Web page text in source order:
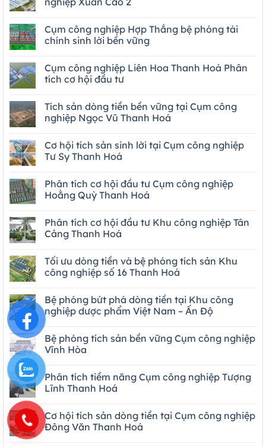
Cụm công nghiệp Hợp Thắng bệ phóng tài
chính sinh lời bền vững
Cụm công nghiệp Liên Hoa Thanh Hoá Phân
tích cơ hội đầu tư
Tích sản dòng tiền bền vững tại Cụm công
nghiệp Ngọc Vũ Thanh Hoá
Cơ hội tích sản sinh lời tại Cụm công nghiệp
Tư Sy Thanh Hoá
Phân tích cơ hội đầu tư Cụm công nghiệp
Hoằng Quỳ Thanh Hoá
Phân tích cơ hội đầu tư Khu công nghiệp Tân
Cảng Thanh Hoá
Tối ưu dòng tiền và bệ phóng tích sản Khu
công nghiệp số 16 Thanh Hoá
Bệ phóng bứt phá dòng tiền tại Khu công
nghiệp dược phẩm Việt Nam – Ấn Độ
Bệ phóng tích sản bền vững Cụm công nghiệp
Vĩnh Hòa
Phân tích tiềm năng Cụm công nghiệp Tượng
Lĩnh Thanh Hoá
Cơ hội tích sản dòng tiền tại Cụm công nghiệp
Đông Văn Thanh Hoá